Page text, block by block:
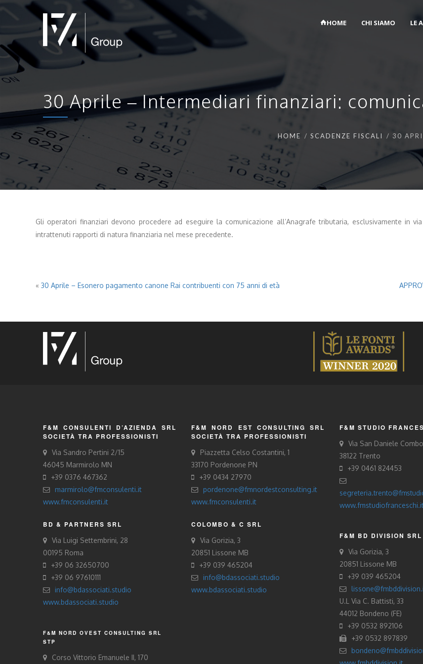
HOME CHI SIAMO LE
30 Aprile – Intermediari finanziari:
HOME SCADENZE FISCALI 30
Gli operatori finanziari devono procedere ad eseguire la comunicazione all’Anagrafe tributaria, esclusivamente in
intrattenuti rapporti di natura finanziaria nel mese precedente.
« 30 Aprile – Esonero pagamento canone Rai contribuenti con 75 anni di età
F&M CONSULENTI D’AZIENDA SRL
SOCIETÀ TRA PROFESSIONISTI
Via Sandro Pertini 2/15
46045 Marmirolo MN
+39 0376 467362
marmirolo@fmconsulenti.it
www.fmconsulenti.it
BD & PARTNERS SRL
Via Luigi Settembrini, 28
00195 Roma
+39 06 32650700
+39 06 97610111
info@bdassociati.studio
www.bdassociati.studio
F&M NORD OVEST CONSULTING SRL
STP
Corso Vittorio Emanuele II, 170
F&M NORD EST CONSULTING SRL
SOCIETÀ TRA PROFESSIONISTI
Piazzetta Celso Costantini, 1
33170 Pordenone PN
+39 0434 27970
pordenone@fmnordestconsulting.it
www.fmconsulenti.it
COLOMBO & C SRL
Via Gorizia, 3
20851 Lissone MB
+39 039 465204
info@bdassociati.studio
www.bdassociati.studio
F&M STUDIO
Via San Daniele
38122 Trento
+39 0461 824453
F&M BD DIVISION SRL
Via Gorizia, 3
20851 Lissone MB
+39 039 465204
U.L Via C. Battisti, 33
44012 Bondeno (FE)
+39 0532 892106
+39 0532 897839